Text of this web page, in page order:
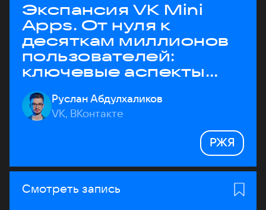
Экспансия VK Mini
Apps. От нуля к
десяткам миллионов
пользователей:
ключевые аспекты
архитектуры
Руслан Абдулхаликов
VK, ВКонтакте
РЖЯ
Смотреть запись